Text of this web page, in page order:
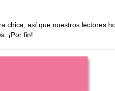
chica, así que nuestros lectores
¡Por fin!